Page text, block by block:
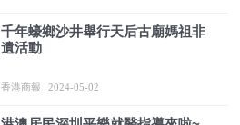
千年蠔鄉沙井舉行天后古廟媽祖非
遺活動
香港商報 2024-05-02